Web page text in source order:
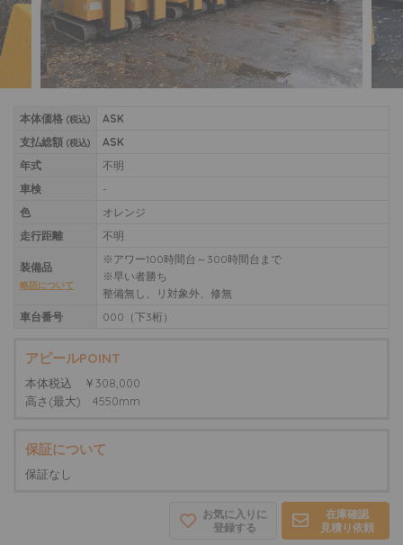
本体価格 (税込)
ASK
支払総額 (税込)
ASK
年式
不明
車検
-
色
オレンジ
走行距離
不明
装備品
略語について
※アワー100時間台～300時間台まで
※早い者勝ち
整備無し、リ対象外、修無
車台番号
000（下3桁）
アピールPOINT
本体税込 ￥308,000
高さ(最大) 4550mm
保証について
保証なし
在庫確認
見積り依頼
お気に入りに
登録する